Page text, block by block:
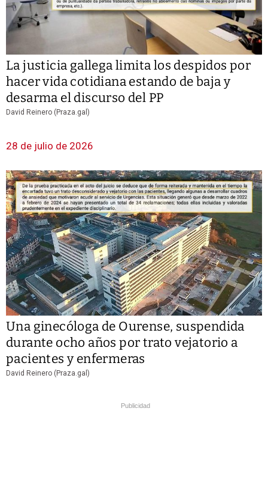
La justicia gallega limita los despidos por
hacer vida cotidiana estando de baja y
desarma el discurso del PP
David Reinero (Praza.gal)
28 de julio de 2026
Una ginecóloga de Ourense, suspendida
durante ocho años por trato vejatorio a
pacientes y enfermeras
David Reinero (Praza.gal)
Publicidad